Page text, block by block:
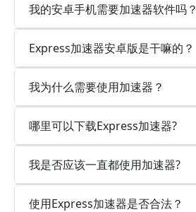
我的安卓手机需要加速器软件吗？
Express加速器安卓版是干嘛的？
我为什么需要使用加速器？
哪里可以下载Express加速器?
我是否应该一直都使用加速器?
使用Express加速器是否合法？